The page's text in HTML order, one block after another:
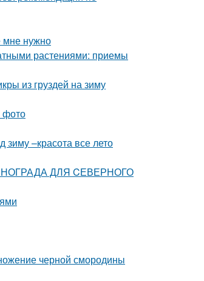
мне нужно
растениями: приемы
из груздей на зиму
фото
–красота все лето
ДЛЯ CЕВЕРНОГО
черной смородины